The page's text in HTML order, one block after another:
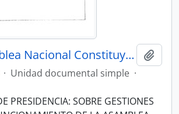
Actas Asamblea Nacional Constituyente 97-98
· Unidad documental simple ·
PRESIDENCIA: SOBRE GESTIONES